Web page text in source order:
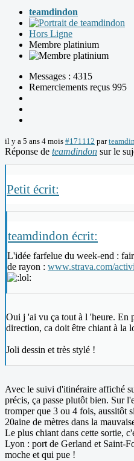
teamdindon
Hors Ligne
Membre platinium
Messages : 4315
Remerciements reçus 995
il y a 5 ans 4 mois #171112 par
Réponse de teamdindon sur le
Petit écrit:
teamdindon écrit:
L'idée farfelue du week-end :
de rayon : www.strava.com/
Oui j 'ai vu ça tout à l 'heure. En
direction, ca doit être chiant à la
Joli dessin et très stylé !
Avec le suivi d'itinéraire affiché
précis, ça passe plutôt bien. Sur
tromper que 3 ou 4 fois, aussitôt
20aine de mètres dans la
Le plus chiant dans cette sortie,
Lyon : port de Gerland et Saint-
moche et qui pue !